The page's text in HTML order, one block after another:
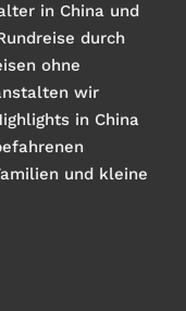
in China und
durch
ohne
wir
in China
und kleine